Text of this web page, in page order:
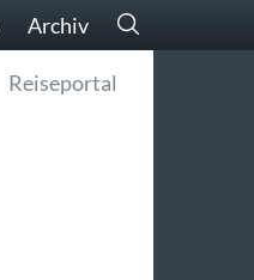
Archiv
Reiseportal